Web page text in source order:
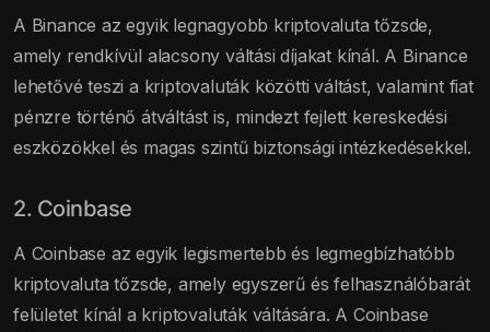
A Binance az egyik legnagyobb kriptovaluta tőzsde,
amely rendkívül alacsony váltási díjakat kínál. A Binance
lehetővé teszi a kriptovaluták közötti váltást, valamint fiat
pénzre történő átváltást is, mindezt fejlett kereskedési
eszközökkel és magas szintű biztonsági intézkedésekkel.
2. Coinbase
A Coinbase az egyik legismertebb és legmegbízhatóbb
kriptovaluta tőzsde, amely egyszerű és felhasználóbarát
felületet kínál a kriptovaluták váltására. A Coinbase